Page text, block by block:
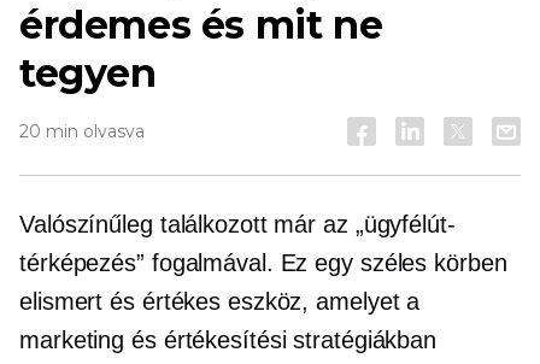
érdemes és mit ne
tegyen
20 min olvasva
Valószínűleg találkozott már az „ügyfélút-
térképezés” fogalmával. Ez egy széles körben
elismert és értékes eszköz, amelyet a
marketing és értékesítési stratégiákban